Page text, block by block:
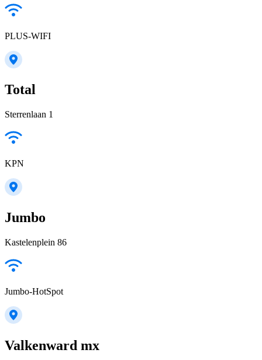
PLUS-WIFI
Total
Sterrenlaan 1
KPN
Jumbo
Kastelenplein 86
Jumbo-HotSpot
Valkenward mx